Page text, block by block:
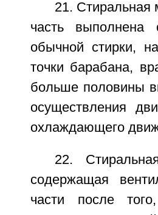
21. Стиральная
часть выполнена
обычной стирки,
точки барабана,
больше половины
осуществления
охлаждающего
22.
содержащая
части после